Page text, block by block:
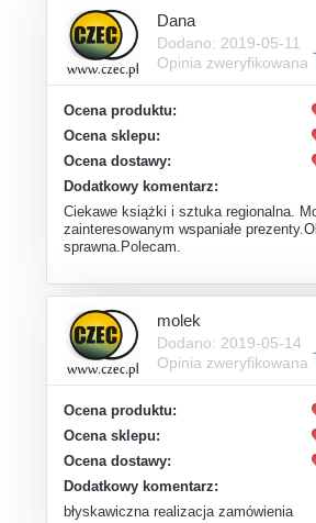
Dana
Dodano: 2019-05-11
Opinia zweryfikowana
Ocena produktu:
Ocena sklepu:
Ocena dostawy:
Dodatkowy komentarz:
Ciekawe książki i sztuka regionalna.
zainteresowanym wspaniałe
sprawna.Polecam.
molek
Dodano: 2019-05-14
Opinia zweryfikowana
Ocena produktu:
Ocena sklepu:
Ocena dostawy:
Dodatkowy komentarz:
błyskawiczna realizacja zamówienia